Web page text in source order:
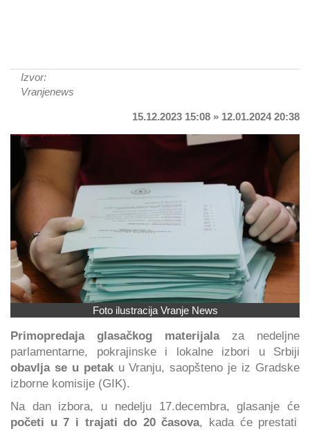
Izvor:
Vranjenews
15.12.2023 15:08 » 12.01.2024 20:38
Foto ilustracija Vranje News
Primopredaja glasačkog materijalaza nedeljne
parlamentarne, pokrajinske i lokalne izbori u Srbiji
obavlja se u petaku Vranju, saopšteno je iz Gradske
izborne komisije (GIK).
Na dan izbora, u nedelju 17.decembra, glasanje će
početi u 7 i trajati do 20 časova, kada će prestati